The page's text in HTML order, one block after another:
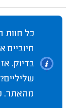
כל חוות
חיוביים
בדיוק.
מהאתר.